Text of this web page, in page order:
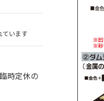
ています
時定休の